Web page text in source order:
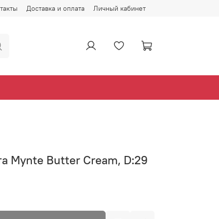
Доставка и оплата Личный кабинет
Mynte Butter Cream, D:29